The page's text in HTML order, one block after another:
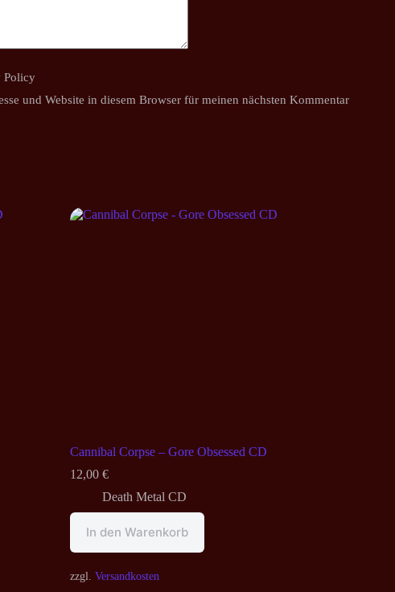
Policy
und Website in diesem Browser für meinen nächsten Kommentar
Cannibal Corpse – Gore Obsessed CD
12,00 €
Death Metal CD
In den Warenkorb
zzgl. Versandkosten